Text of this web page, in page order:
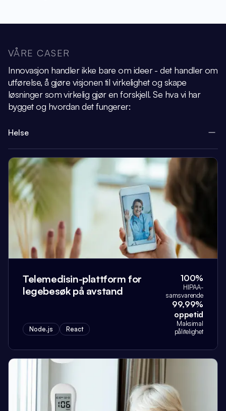
VÅRE CASER
Innovasjon handler ikke bare om ideer - det handler om
utførelse, å gjøre visjonen til virkelighet og skape
løsninger som virkelig gjør en forskjell.Se hva vi har
bygget og hvordan det fungerer:
Helse
Telemedisin-plattform for
legebesøk på avstand
Node.js React
100%
HIPAA-
samsvarende
99,99%
oppetid
Maksimal
pålitelighet